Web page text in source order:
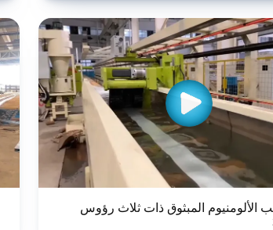
الألومنيوم المبثوق ذات ثلاث رؤوس